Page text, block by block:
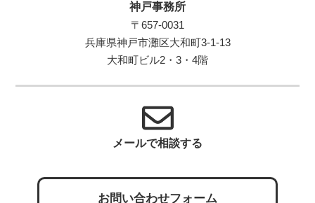
神戸事務所
〒657-0031
兵庫県神戸市灘区大和町3-1-13
大和町ビル2・3・4階
メールで相談する
お問い合わせフォーム